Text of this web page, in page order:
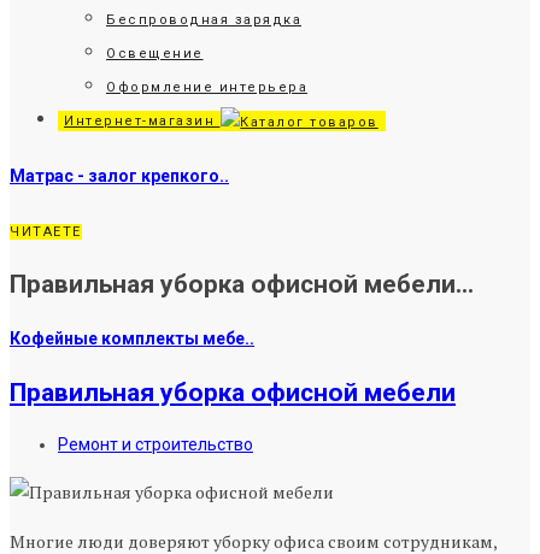
Беспроводная зарядка
Освещение
Оформление интерьера
Интернет-магазин
Матрас - залог крепкого..
ЧИТАЕТЕ
Правильная уборка офисной мебели...
Кофейные комплекты мебе..
Правильная уборка офисной мебели
Ремонт и строительство
Многие люди доверяют уборку офиса своим сотрудникам,